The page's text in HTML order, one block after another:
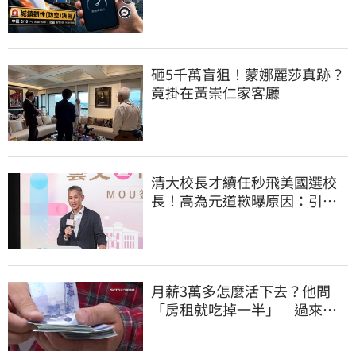
砸5千萬盲狙！蒙娜麗莎真跡？
竟掛在黃崇仁家客廳
清大校長才續任秒飛美國選校
長！高為元道歉曝原因：引起
月薪3萬多怎麼活下去？他問
「房租就吃掉一半」 過來人